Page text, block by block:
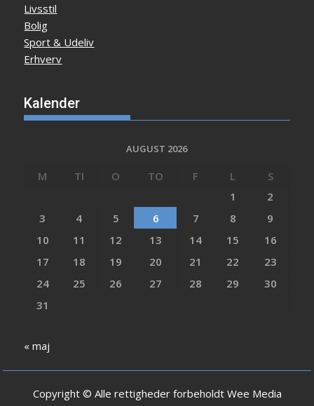
Livsstil
Bolig
Sport & Udeliv
Erhverv
Kalender
AUGUST 2026
M TI O TO F L
S
1
2
3
4 5 6 7 8
9
10
11 12 13 14 15
16
17
18 19 20 21 22
23
24
25 26 27 28 29
30
31
« maj
Copyright © Alle rettigheder forbeholdt Wee Media